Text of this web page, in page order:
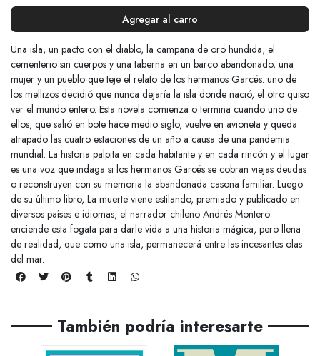
Agregar al carro
Una isla, un pacto con el diablo, la campana de oro hundida, el
cementerio sin cuerpos y una taberna en un barco abandonado, una
mujer y un pueblo que teje el relato de los hermanos Garcés: uno de
los mellizos decidió que nunca dejaría la isla donde nació, el otro quiso
ver el mundo entero. Esta novela comienza o termina cuando uno de
ellos, que salió en bote hace medio siglo, vuelve en avioneta y queda
atrapado las cuatro estaciones de un año a causa de una pandemia
mundial. La historia palpita en cada habitante y en cada rincón y el lugar
es una voz que indaga si los hermanos Garcés se cobran viejas deudas
o reconstruyen con su memoria la abandonada casona familiar. Luego
de su último libro, La muerte viene estilando, premiado y publicado en
diversos países e idiomas, el narrador chileno Andrés Montero
enciende esta fogata para darle vida a una historia mágica, pero llena
de realidad, que como una isla, permanecerá entre las incesantes olas
del mar.
También podría interesarte